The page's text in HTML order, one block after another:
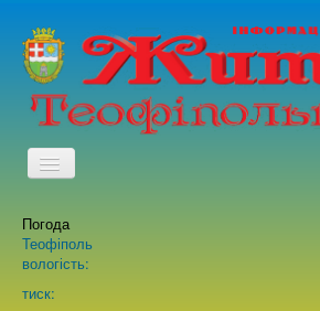
TPL_PROTOSTAR_TOGGLE_MENU
Погода
Теофіполь
вологість:
тиск: